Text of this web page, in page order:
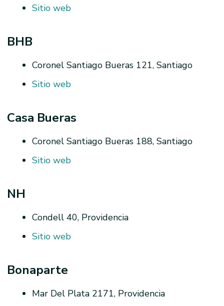
Sitio web
BHB
Coronel Santiago Bueras 121, Santiago
Sitio web
Casa Bueras
Coronel Santiago Bueras 188, Santiago
Sitio web
NH
Condell 40, Providencia
Sitio web
Bonaparte
Mar Del Plata 2171, Providencia